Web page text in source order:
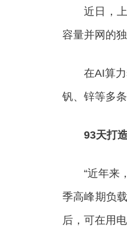
近日，上海
容量并网的
在AI算力攀
钒、锌等多
93天打
“近年来，
季高峰期负
后，可在用